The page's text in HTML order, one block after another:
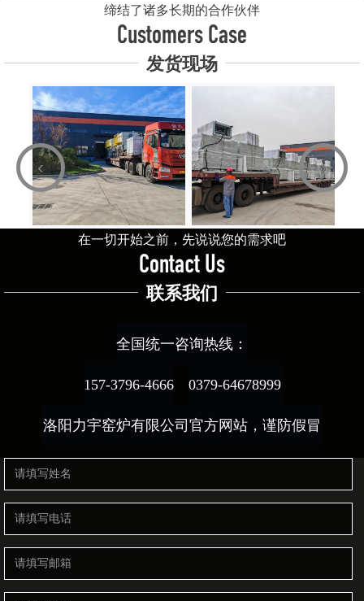
缔结了诸多长期的合作伙伴
Customers Case
发货现场
‹ ›
在一切开始之前，先说说您的需求吧
Contact Us
联系我们
全国统一咨询热线：
157-3796-4666 0379-64678999
洛阳力宇窑炉有限公司官方网站，谨防假冒